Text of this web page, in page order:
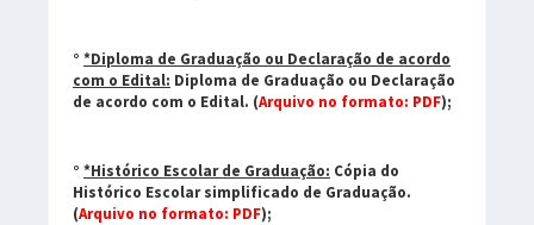
° *Diploma de Graduação ou Declaração de acordo
com o Edital: Diploma de Graduação ou Declaração
de acordo com o Edital. (Arquivo no formato: PDF);
° *Histórico Escolar de Graduação: Cópia do
Histórico Escolar simplificado de Graduação.
(Arquivo no formato: PDF);